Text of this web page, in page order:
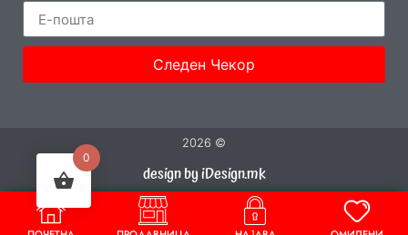
Следен Чекор
2026 ©
design by iDesign.mk
0